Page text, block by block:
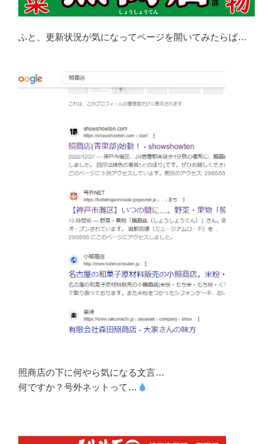
ふと、更新状況が気になってページを開いてみたらば…
照商店の下に何やら気になる文言…
何ですか？号外ネットって…